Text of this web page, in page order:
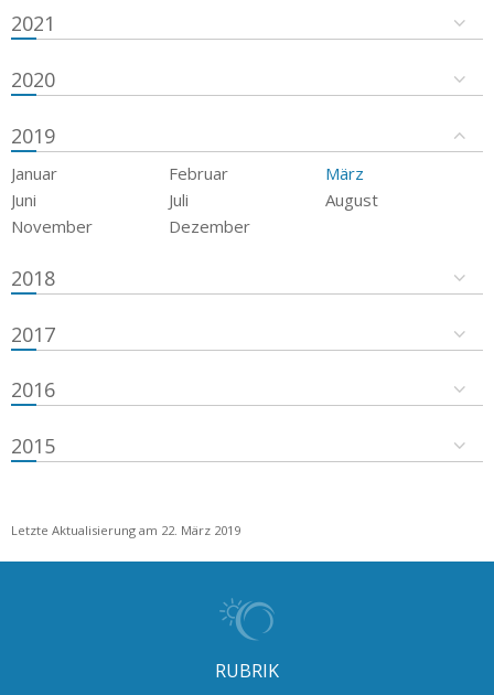
2021
2020
2019
Januar Februar
März
Juni
Juli
August
November
Dezember
2018
2017
2016
2015
Letzte Aktualisierung am 22. März 2019
RUBRIK